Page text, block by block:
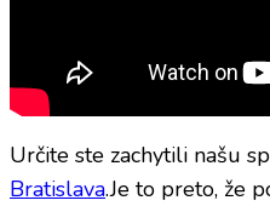
Určite ste zachytili našu
Bratislava.Je to preto, že